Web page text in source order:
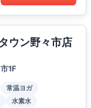
ウン野々市店
1F
常温ヨガ
水素水